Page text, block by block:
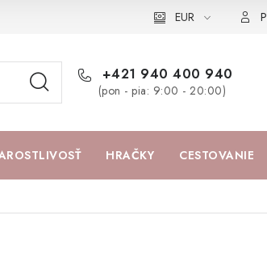
Darčeková poukážka Spolupráca s
EUR
+421 940 400 940
(pon - pia: 9:00 - 20:00)
HRAČKY CESTOVANIE